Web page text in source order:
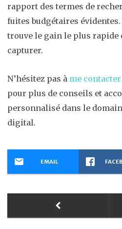
rapport des termes de
fuites budgétaires évidentes.
trouve le gain le plus rapide
capturer.
N’hésitez pas à me contacter
pour plus de conseils et
personnalisé dans le
digital.
EMAIL